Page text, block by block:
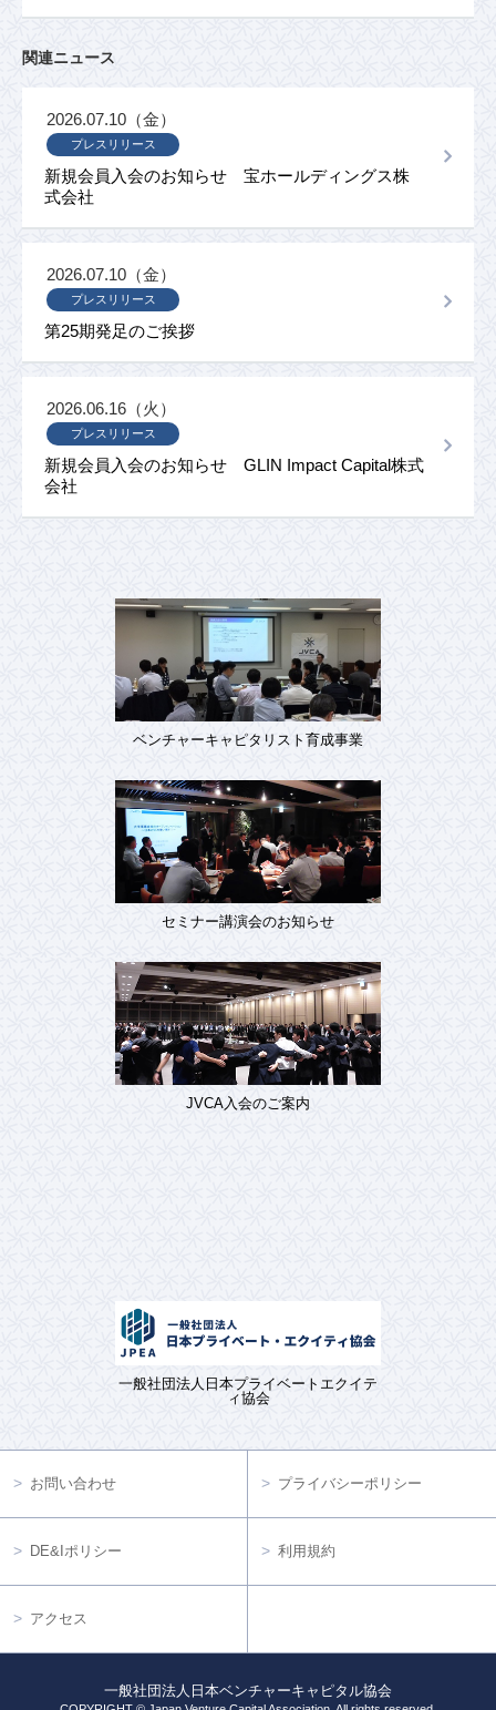
関連ニュース
新規会員入会のお知らせ 宝ホールディングス株
式会社
プレスリリース
2026.07.10（金）
第25期発足のご挨拶
プレスリリース
2026.07.10（金）
新規会員入会のお知らせ GLIN Impact Capital株式
会社
プレスリリース
2026.06.16（火）
ベンチャーキャピタリスト育成事業
セミナー講演会のお知らせ
JVCA入会のご案内
一般社団法人日本プライベートエクイテ
ィ協会
お問い合わせ プライバシーポリシー
DE&Iポリシー 利用規約
アクセス
一般社団法人日本ベンチャーキャピタル協会